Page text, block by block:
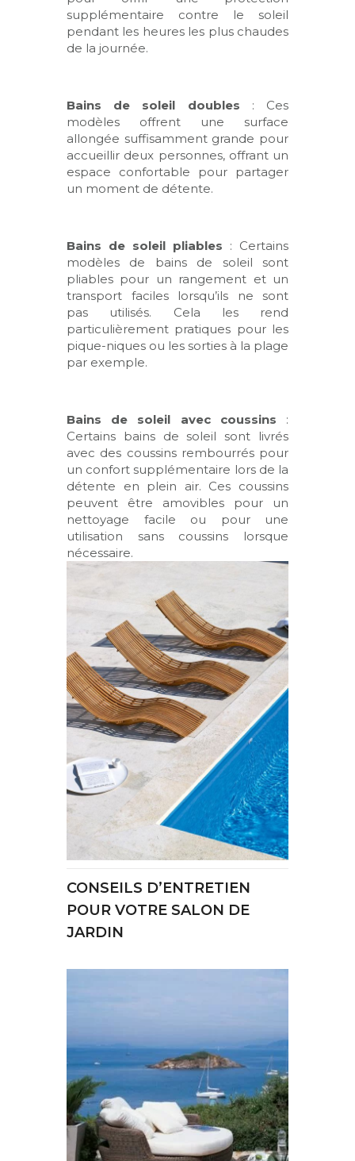
supplémentaire contre le soleil
pendant les heures les plus chaudes
de la journée.
Bains de soleil doubles : Ces
modèles offrent une surface
allongée suffisamment grande pour
accueillir deux personnes, offrant un
espace confortable pour partager
un moment de détente.
Bains de soleil pliables : Certains
modèles de bains de soleil sont
pliables pour un rangement et un
transport faciles lorsqu’ils ne sont
pas utilisés. Cela les rend
particulièrement pratiques pour les
pique-niques ou les sorties à la plage
par exemple.
Bains de soleil avec coussins :
Certains bains de soleil sont livrés
avec des coussins rembourrés pour
un confort supplémentaire lors de la
détente en plein air. Ces coussins
peuvent être amovibles pour un
nettoyage facile ou pour une
utilisation sans coussins lorsque
nécessaire.
CONSEILS D’ENTRETIEN
POUR VOTRE SALON DE
JARDIN